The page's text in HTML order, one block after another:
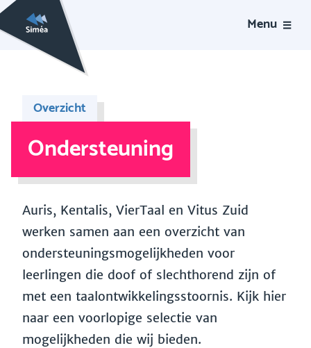
Menu
Overzicht
Ondersteuning
Auris, Kentalis, VierTaal en Vitus Zuid
werken samen aan een overzicht van
ondersteuningsmogelijkheden voor
leerlingen die doof of slechthorend zijn of
met een taalontwikkelingsstoornis. Kijk hier
naar een voorlopige selectie van
mogelijkheden die wij bieden.